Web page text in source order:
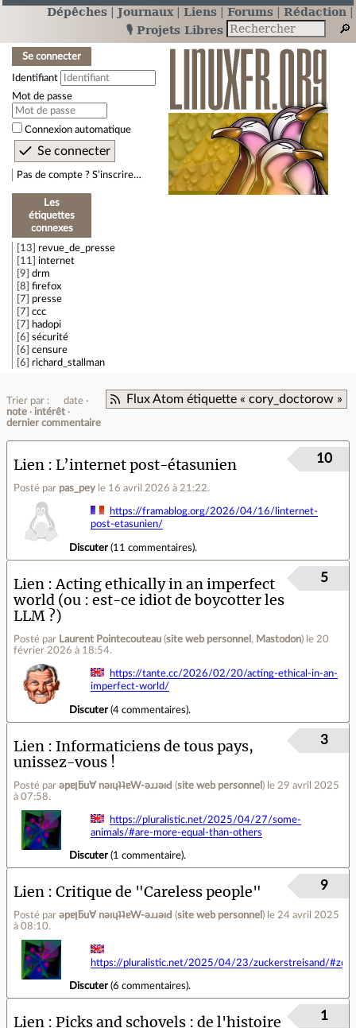
Dépêches Journaux Liens Forums
Rédaction
🎙️ Projets Libres
Se connecter
Identifiant
Mot de passe
Connexion automatique
Pas de compte ? S’inscrire…
Les
étiquettes
connexes
13
revue_de_presse
11
internet
9
drm
8
firefox
7
presse
7
ccc
7
hadopi
6
sécurité
6
censure
6
richard_stallman
Flux Atom étiquette « cory_doctorow »
Trier par :
date
note
intérêt
dernier commentaire
Lien L’internet post-étasunien
Posté par pas_pey le 16 avril 2026 à 21:22.
10
https://framablog.org/2026/04/16/linternet-
post-etasunien/
Discuter(11 commentaires).
Lien
Acting ethically in an imperfect
world (ou : est-ce idiot de boycotter les
LLM ?)
Posté par Laurent Pointecouteau (site web personnel , Mastodon) le 20
février 2026 à 18:54.
5
https://tante.cc/2026/02/20/acting-ethical-in-an-
imperfect-world/
Discuter(4 commentaires).
Lien
Informaticiens de tous pays,
unissez-vous !
Posté par ǝpɐןƃu∀ nǝıɥʇʇɐW-ǝɹɹǝıԀ (site web personnel ) le 29 avril 2025
à 07:58.
3
https://pluralistic.net/2025/04/27/some-
animals/#are-more-equal-than-others
Discuter(1 commentaire).
Lien Critique de "Careless people"
Posté par ǝpɐןƃu∀ nǝıɥʇʇɐW-ǝɹɹǝıԀ (site web personnel ) le 24 avril 2025
à 08:10.
9
https://pluralistic.net/2025/04/23/zuckerstreisand/
Discuter(6 commentaires).
Lien
Picks and schovels : de l'histoire
1